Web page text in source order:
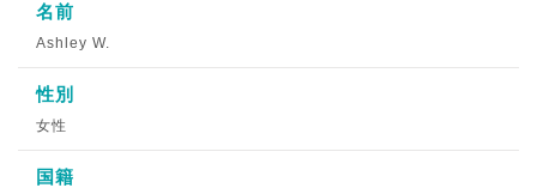
名前
Ashley W.
性別
女性
国籍